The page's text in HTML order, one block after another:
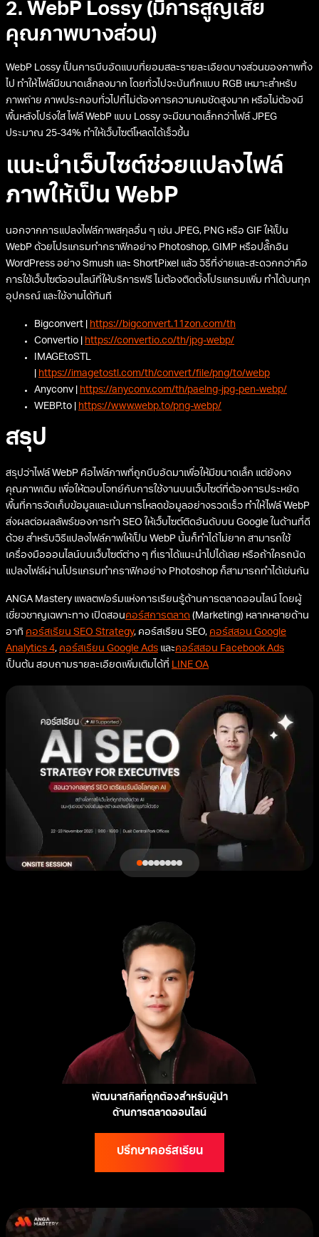
2. WebP Lossy (มีการสูญเสีย
คุณภาพบางส่วน)
WebP Lossy เป็นการบีบอัดแบบที่ยอมสละรายละเอียดบางส่วนของภาพทิ้ง
ไป ทำให้ไฟล์มีขนาดเล็กลงมาก โดยทั่วไปจะบันทึกแบบ RGB เหมาะสำหรับ
ภาพถ่าย ภาพประกอบทั่วไปที่ไม่ต้องการความคมชัดสูงมาก หรือไม่ต้องมี
พื้นหลังโปร่งใส ไฟล์ WebP แบบ Lossy จะมีขนาดเล็กกว่าไฟล์ JPEG
ประมาณ 25-34% ทำให้เว็บไซต์โหลดได้เร็วขึ้น
แนะนำเว็บไซต์ช่วยแปลงไฟล์
ภาพให้เป็น WebP
นอกจากการแปลงไฟล์ภาพสกุลอื่น ๆ เช่น JPEG, PNG หรือ GIF ให้เป็น
WebP ด้วยโปรแกรมทำกราฟิกอย่าง Photoshop, GIMP หรือปลั๊กอิน
WordPress อย่าง Smush และ ShortPixel แล้ว วิธีที่ง่ายและสะดวกกว่าคือ
การใช้เว็บไซต์ออนไลน์ที่ให้บริการฟรี ไม่ต้องติดตั้งโปรแกรมเพิ่ม ทำได้บนทุก
อุปกรณ์ และใช้งานได้ทันที
Bigconvert | https://bigconvert.11zon.com/th
Convertio | https://convertio.co/th/jpg-webp/
IMAGEtoSTL
https://imagetostl.com/th/convert/file/png/to/webp
Anyconv | https://anyconv.com/th/paelng-jpg-pen-webp/
WEBP.to | https://www.webp.to/png-webp/
สรุป
สรุปว่าไฟล์ WebP คือไฟล์ภาพที่ถูกบีบอัดมาเพื่อให้มีขนาดเล็ก แต่ยังคง
คุณภาพเดิม เพื่อให้ตอบโจทย์กับการใช้งานบนเว็บไซต์ที่ต้องการประหยัด
พื้นที่การจัดเก็บข้อมูลและเน้นการโหลดข้อมูลอย่างรวดเร็ว ทำให้ไฟล์ WebP
ส่งผลต่อผลลัพธ์ของการทำ SEO ให้เว็บไซต์ติดอันดับบน Google ในด้านที่ดี
ด้วย สำหรับวิธีแปลงไฟล์ภาพให้เป็น WebP นั้นก็ทำได้ไม่ยาก สามารถใช้
เครื่องมือออนไลน์บนเว็บไซต์ต่าง ๆ ที่เราได้แนะนำไปได้เลย หรือถ้าใครถนัด
แปลงไฟล์ผ่านโปรแกรมทำกราฟิกอย่าง Photoshop ก็สามารถทำได้เช่นกัน
ANGA Mastery แพลตฟอร์มแห่งการเรียนรู้ด้านการตลาดออนไลน์ โดยผู้
เชี่ยวชาญเฉพาะทาง เปิดสอนคอร์สการตลาด (Marketing) หลากหลายด้าน
อาทิ คอร์สเรียน SEO Strategy, คอร์สเรียน SEO, คอร์สสอน Google
Analytics 4, คอร์สเรียน Google Ads และคอร์สสอน Facebook Ads
เป็นต้น สอบถามรายละเอียดเพิ่มเติมได้ที่ LINE OA
พัฒนาสกิลที่ถูกต้องสำหรับผู้นำ
ด้านการตลาดออนไลน์
ปรึกษาคอร์สเรียน